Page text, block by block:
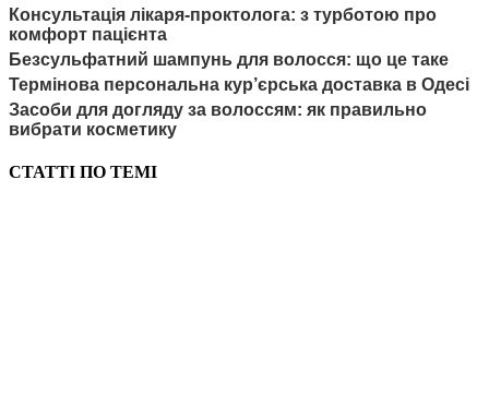
Консультація лікаря-проктолога: з турботою про
комфорт пацієнта
Безсульфатний шампунь для волосся: що це таке
Термінова персональна кур’єрська доставка в Одесі
Засоби для догляду за волоссям: як правильно
вибрати косметику
СТАТТІ ПО ТЕМІ